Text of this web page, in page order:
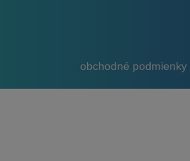
obchodné